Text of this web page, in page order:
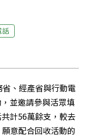
話
、經產省與行動電
並邀請參與活眾填
計56萬餘支，較去
意配合回收活動的